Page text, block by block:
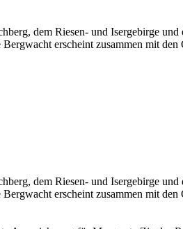
dem Riesen- und Isergebirge
erscheint zusammen mit
dem Rie­sen- und Iser­ge­bir­ge
erscheint zusam­men mit